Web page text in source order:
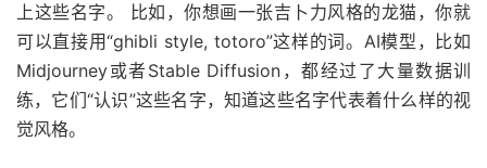
上这些名字。 比如，你想画一张吉卜力风格的龙猫，你就
可以直接用“ghibli style, totoro”这样的词。AI模型，比如
Midjourney或者Stable Diffusion，都经过了大量数据训
练，它们“认识”这些名字，知道这些名字代表着什么样的视
觉风格。